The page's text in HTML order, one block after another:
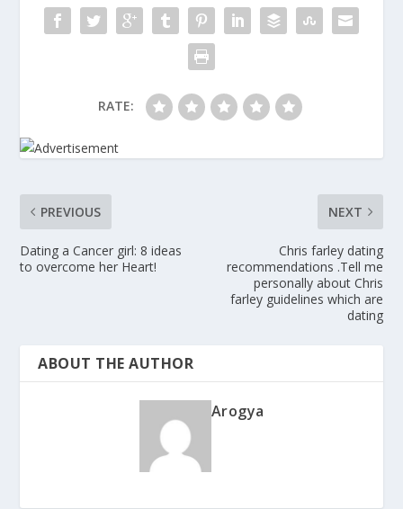
RATE:
PREVIOUS
Dating a Cancer girl: 8 ideas
to overcome her Heart!
NEXT
Chris farley dating
recommendations .Tell me
personally about Chris
farley guidelines which are
dating
ABOUT THE AUTHOR
Arogya